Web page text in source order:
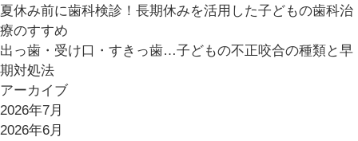
夏休み前に歯科検診！長期休みを活用した子どもの歯科治
療のすすめ
出っ歯・受け口・すきっ歯…子どもの不正咬合の種類と早
期対処法
アーカイブ
2026年7月
2026年6月